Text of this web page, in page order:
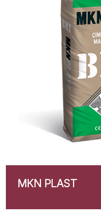
MKN PLAST